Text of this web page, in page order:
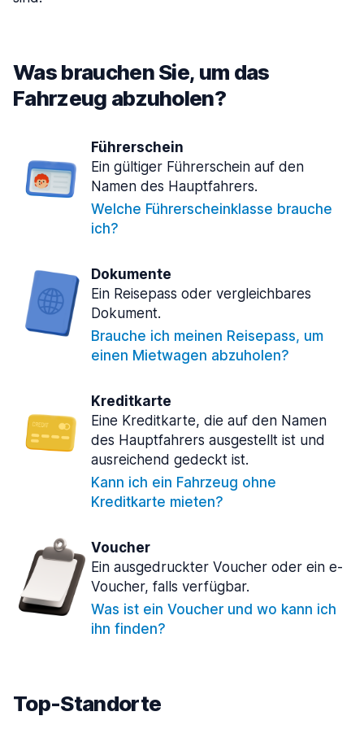
Was brauchen Sie, um das
Fahrzeug abzuholen?
Führerschein
Ein gültiger Führerschein auf den
Namen des Hauptfahrers.
Welche Führerscheinklasse brauche
ich?
Dokumente
Ein Reisepass oder vergleichbares
Dokument.
Brauche ich meinen Reisepass, um
einen Mietwagen abzuholen?
Kreditkarte
Eine Kreditkarte, die auf den Namen
des Hauptfahrers ausgestellt ist und
ausreichend gedeckt ist.
Kann ich ein Fahrzeug ohne
Kreditkarte mieten?
Voucher
Ein ausgedruckter Voucher oder ein e-
Voucher, falls verfügbar.
Was ist ein Voucher und wo kann ich
ihn finden?
Top-Standorte